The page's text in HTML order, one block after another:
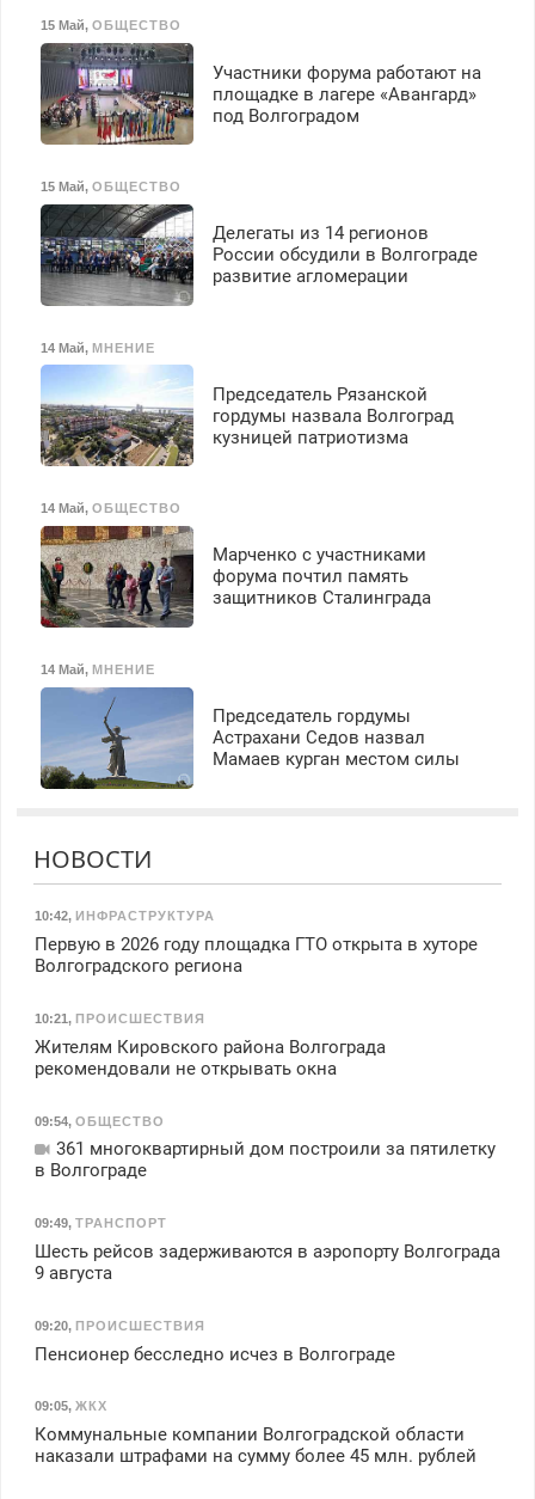
15 Май, ОБЩЕСТВО
Участники форума работают на
площадке в лагере «Авангард»
под Волгоградом
15 Май, ОБЩЕСТВО
Делегаты из 14 регионов
России обсудили в Волгограде
развитие агломерации
14 Май, МНЕНИЕ
Председатель Рязанской
гордумы назвала Волгоград
кузницей патриотизма
14 Май, ОБЩЕСТВО
Марченко с участниками
форума почтил память
защитников Сталинграда
14 Май, МНЕНИЕ
Председатель гордумы
Астрахани Седов назвал
Мамаев курган местом силы
НОВОСТИ
10:42, ИНФРАСТРУКТУРА
Первую в 2026 году площадка ГТО открыта в хуторе
Волгоградского региона
10:21, ПРОИСШЕСТВИЯ
Жителям Кировского района Волгограда
рекомендовали не открывать окна
09:54, ОБЩЕСТВО
361 многоквартирный дом построили за пятилетку
в Волгограде
09:49, ТРАНСПОРТ
Шесть рейсов задерживаются в аэропорту Волгограда
9 августа
09:20, ПРОИСШЕСТВИЯ
Пенсионер бесследно исчез в Волгограде
09:05, ЖКХ
Коммунальные компании Волгоградской области
наказали штрафами на сумму более 45 млн. рублей